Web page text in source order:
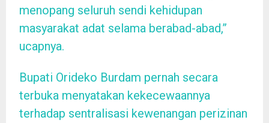
menopang seluruh sendi kehidupan
masyarakat adat selama berabad-abad,”
ucapnya.
Bupati Orideko Burdam pernah secara
terbuka menyatakan kekecewaannya
terhadap sentralisasi kewenangan perizinan